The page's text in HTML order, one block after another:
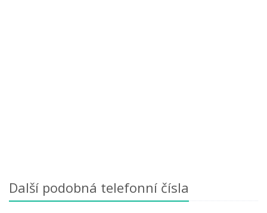
Další podobná telefonní čísla